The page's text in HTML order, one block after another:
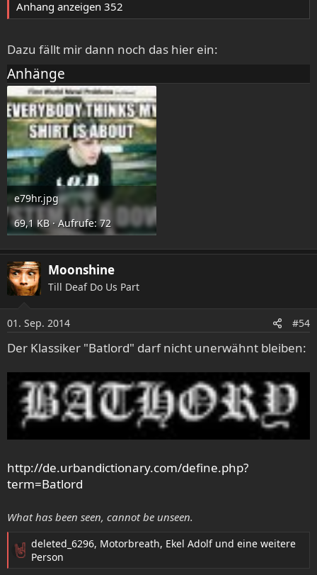
Anhang anzeigen 352
Dazu fällt mir dann noch das hier ein:
Anhänge
e79hr.jpg
69,1 KB · Aufrufe: 72
Moonshine
Till Deaf Do Us Part
01. Sep. 2014 #54
Der Klassiker "Batlord" darf nicht unerwähnt bleiben:
http://de.urbandictionary.com/define.php?
term=Batlord
What has been seen, cannot be unseen.
R
deleted_6296, Motorbreath, Ekel Adolfund eine weitere
Person